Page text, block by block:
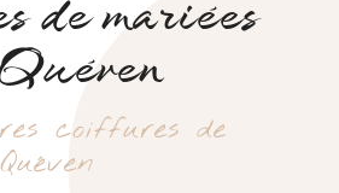
de mariées
coiffures de